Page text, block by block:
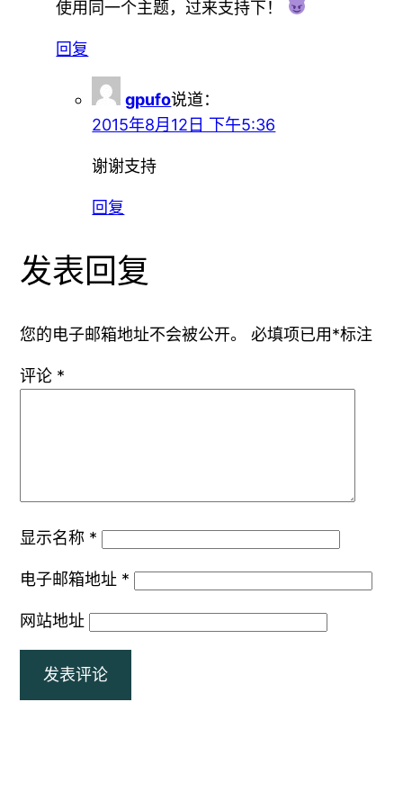
使用同一个主题，过来支持下！
回复
gpufo说道：
2015年8月12日 下午5:36
谢谢支持
回复
发表回复
您的电子邮箱地址不会被公开。 必填项已用*标注
评论 *
显示名称 *
电子邮箱地址 *
网站地址